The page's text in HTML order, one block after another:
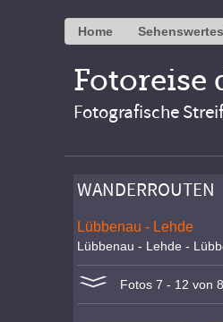
Home
Fotoreise
Fotografische
WANDERROUTEN
Lübbenau - Lehde
Lübbenau - Lehde -
Fotos 7 - 12 von